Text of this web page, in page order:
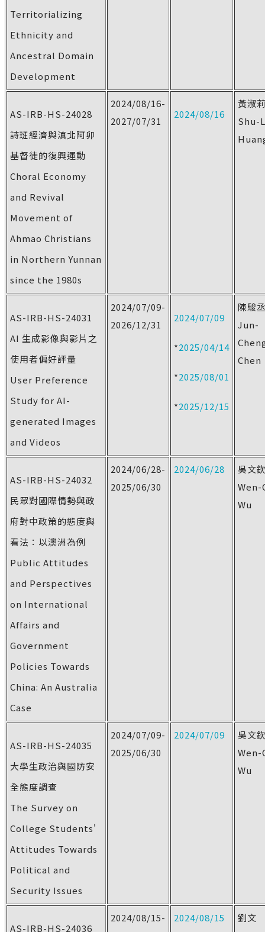
Territorializing
Ethnicity and
Ancestral Domain
Development
AS-IRB-HS-24028
詩班經濟與滇北阿卯
基督徒的復興運動
Choral Economy
and Revival
Movement of
Ahmao Christians
in Northern Yunnan
since the 1980s
2024/08/16-
2027/07/31
2024/08/16
黃淑
Shu-
AS-IRB-HS-24031
AI 生成影像與影片之
使用者偏好評量
User Preference
Study for AI-
generated Images
and Videos
2024/07/09-
2026/12/31
2024/07/09
*2025/04/14
*2025/08/01
*2025/12/15
陳駿
Jun-
Chen
AS-IRB-HS-24032
民眾對國際情勢與政
府對中政策的態度與
看法：以澳洲為例
Public Attitudes
and Perspectives
on International
Affairs and
Government
Policies Towards
China: An Australia
Case
2024/06/28-
2025/06/30
2024/06/28
吳文
Wen-
Wu
AS-IRB-HS-24035
大學生政治與國防安
全態度調查
The Survey on
College Students'
Attitudes Towards
Political and
Security Issues
2024/07/09-
2025/06/30
2024/07/09
吳文
Wen-
Wu
AS-IRB-HS-24036
2024/08/15-
2024/08/15
劉文